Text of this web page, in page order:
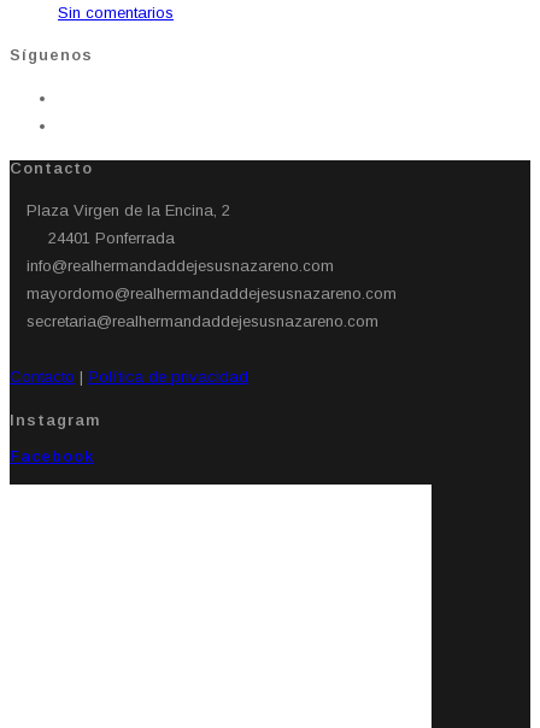
Sin comentarios
Síguenos
Contacto
Plaza Virgen de la Encina, 2
24401 Ponferrada​
info@realhermandaddejesusnazareno.com
mayordomo@realhermandaddejesusnazareno.com
secretaria@realhermandaddejesusnazareno.com
Contacto | Política de privacidad
Instagram
Facebook